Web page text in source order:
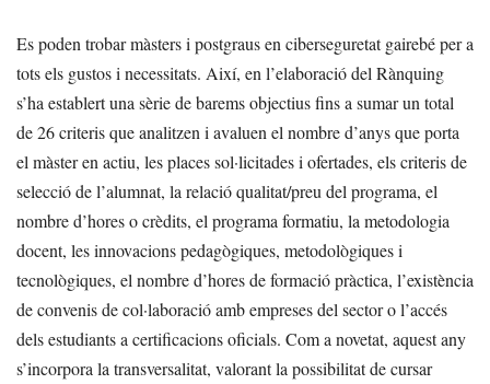
Es poden trobar màsters i postgraus en ciberseguretat gairebé per a
tots els gustos i necessitats. Així, en l’elaboració del Rànquing
s’ha establert una sèrie de barems objectius fins a sumar un total
de 26 criteris que analitzen i avaluen el nombre d’anys que porta
el màster en actiu, les places sol·licitades i ofertades, els criteris de
selecció de l’alumnat, la relació qualitat/preu del programa, el
nombre d’hores o crèdits, el programa formatiu, la metodologia
docent, les innovacions pedagògiques, metodològiques i
tecnològiques, el nombre d’hores de formació pràctica, l’existència
de convenis de col·laboració amb empreses del sector o l’accés
dels estudiants a certificacions oficials. Com a novetat, aquest any
s’incorpora la transversalitat, valorant la possibilitat de cursar